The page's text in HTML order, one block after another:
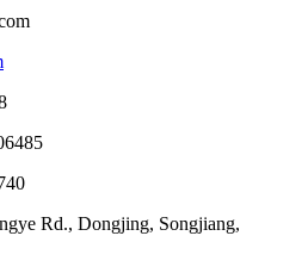
Rd., Dongjing, Songjiang,